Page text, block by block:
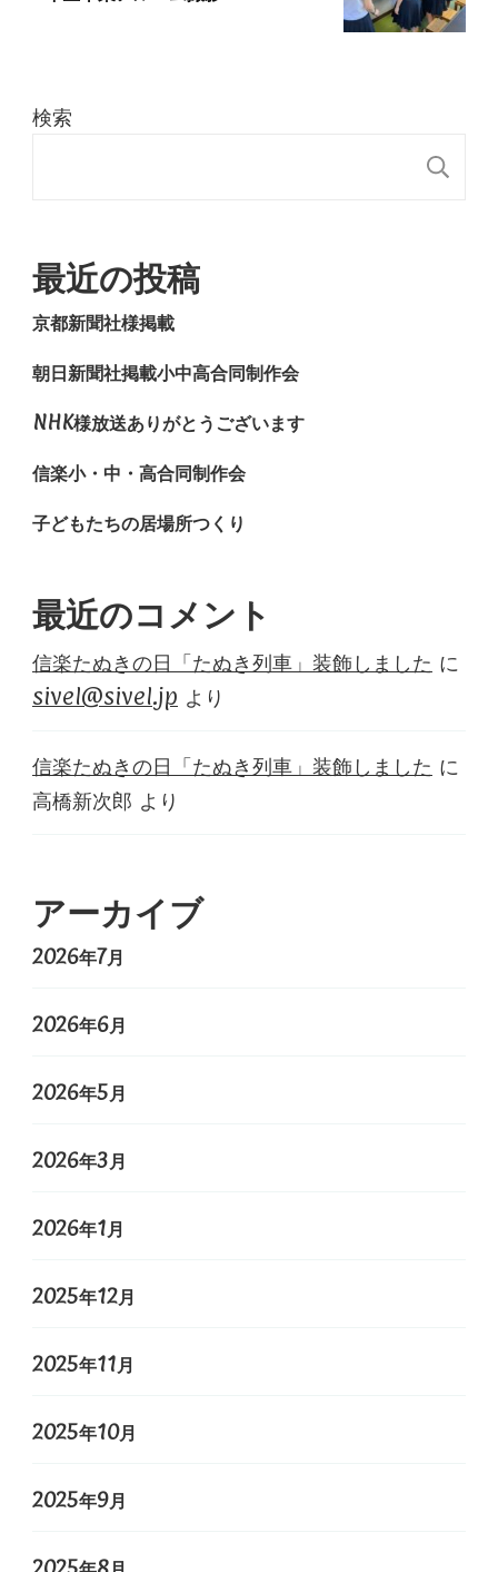
検索
最近の投稿
京都新聞社様掲載
朝日新聞社掲載小中高合同制作会
NHK様放送ありがとうございます
信楽小・中・高合同制作会
子どもたちの居場所つくり
最近のコメント
信楽たぬきの日「たぬき列車」装飾しました に
sivel@sivel.jp より
信楽たぬきの日「たぬき列車」装飾しました に
高橋新次郎 より
アーカイブ
2026年7月
2026年6月
2026年5月
2026年3月
2026年1月
2025年12月
2025年11月
2025年10月
2025年9月